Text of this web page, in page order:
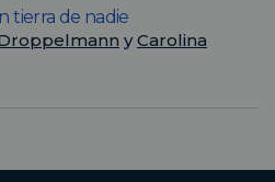
tierra de nadie
yCarolina